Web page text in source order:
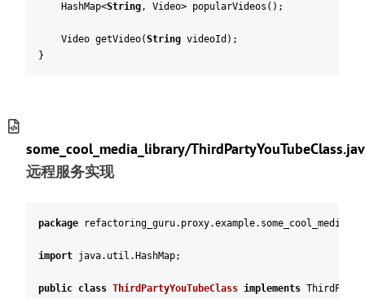
HashMap<String, Video> popularVideos ( ) ;
Video getVideo(String videoId ) ;
}
some_cool_media_library/
远程服务实现
package refactoring_guru. proxy.example.
import java. util . HashMap;
public class ThirdPartyYouTubeClass implements